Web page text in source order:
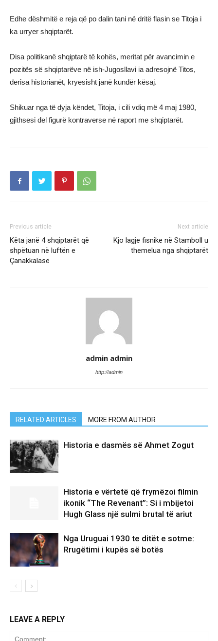
Edhe dëshmitë e reja që po dalin tani në dritë flasin se Titoja i
ka urryer shqiptarët.
Disa politikanë shqiptarë të kohës, meritat për avancimin e
pozitës së shqiptarëve në ish-Jugosllavi ia adresojnë Titos,
derisa historianët, kryesisht janë kundër kësaj.
Shikuar nga të dyja këndet, Titoja, i cili vdiq më 4 maj 1980,
gjithsesi del figurë kontraverse në raport me shqiptarët.
Previous article
Këta janë 4 shqiptarët që
shpëtuan në luftën e
Çanakkalasë
Next article
Kjo lagje fisnike në Stamboll u
themelua nga shqiptarët
admin admin
http://admin
RELATED ARTICLES MORE FROM AUTHOR
Historia e dasmës së Ahmet Zogut
Historia e vërtetë që frymëzoi filmin
ikonik “The Revenant”: Si i mbijetoi
Hugh Glass një sulmi brutal të ariut
Nga Uruguai 1930 te ditët e sotme:
Rrugëtimi i kupës së botës
LEAVE A REPLY